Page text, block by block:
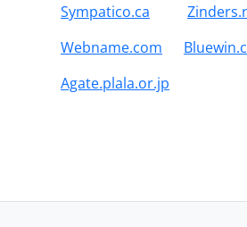
Sympatico.ca
Webname.com
Agate.plala.or.jp